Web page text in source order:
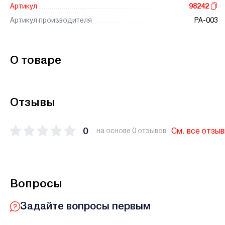
Артикул
98242
Артикул производителя
PA-003
О товаре
Отзывы
0 на основе 0 отзывов См. все
Вопросы
Задайте вопросы первым